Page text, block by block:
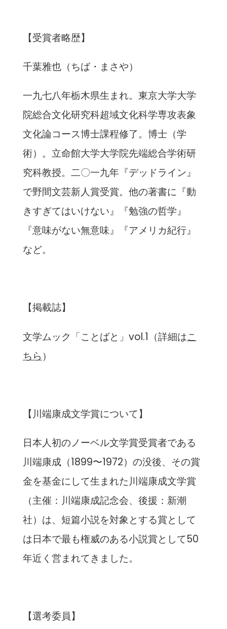
【受賞者略歴】
千葉雅也（ちば・まさや）
一九七八年栃木県生まれ。東京大学大学
院総合文化研究科超域文化科学専攻表象
文化論コース博士課程修了。博士（学
術）。立命館大学大学院先端総合学術研
究科教授。二〇一九年『デッドライン』
で野間文芸新人賞受賞。他の著書に『動
きすぎてはいけない』『勉強の哲学』
『意味がない無意味』『アメリカ紀行』
など。
【掲載誌】
文学ムック「ことばと」vol.1（詳細はこ
ちら ）
【川端康成文学賞について】
日本人初のノーベル文学賞受賞者である
川端康成（1899〜1972）の没後、その賞
金を基金にして生まれた川端康成文学賞
（主催：川端康成記念会、後援：新潮
社）は、短篇小説を対象とする賞として
は日本で最も権威のある小説賞として50
年近く営まれてきました。
【選考委員】